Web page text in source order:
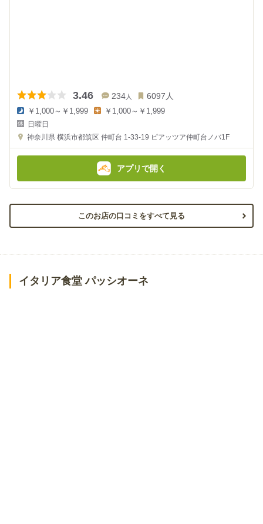
3.46 234人 6097 人
夜
の
金
￥1,000～￥1,999
金
額
￥1,000～￥1,999
日曜日
神奈川県 横浜市都筑区 仲町台 1-33-19 ピアッツア仲町台ノバ1F
アプリで開く
このお店の口コミをすべて見る
イタリア食堂 パッシオーネ